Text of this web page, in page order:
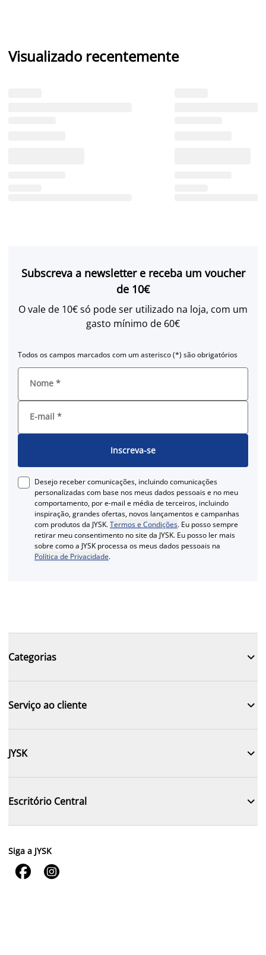
Visualizado recentemente
Subscreva a newsletter e receba um voucher
de 10€
O vale de 10€ só pode ser utilizado na loja, com um
gasto mínimo de 60€
Todos os campos marcados com um asterisco (*) são obrigatórios
Nome *
E-mail *
Inscreva-se
Desejo receber comunicações, incluindo comunicações
personalizadas com base nos meus dados pessoais e no meu
comportamento, por e-mail e média de terceiros, incluindo
inspiração, grandes ofertas, novos lançamentos e campanhas
com produtos da JYSK.Termos e Condições. Eu posso sempre
retirar meu consentimento no site da JYSK. Eu posso ler mais
sobre como a JYSK processa os meus dados pessoais na
Política de Privacidade.
Categorias 
Serviço ao cliente 
JYSK 
Escritório Central 
Siga a JYSK
 